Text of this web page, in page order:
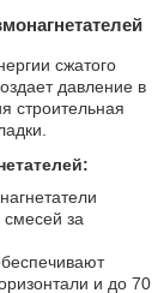
сжатого
давление в
строительная
за
и до 70